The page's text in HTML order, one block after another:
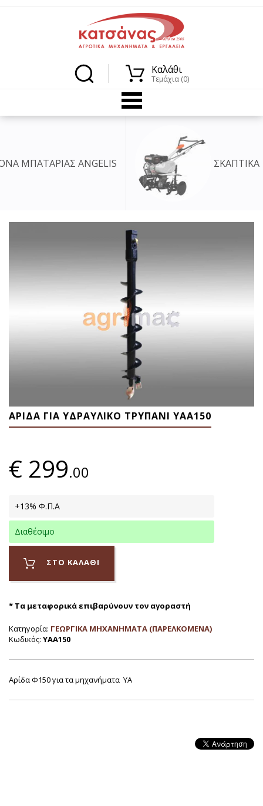
Καλάθι
Τεμάχια (0)
ANGELIS ΣΚΑΠΤΙΚΑ
ΑΡΙΔΑ ΓΙΑ ΥΔΡΑΥΛΙΚΟ ΤΡΥΠΑΝΙ ΥΑΑ150
€ 299.00
+13% Φ.Π.Α
Διαθέσιμο
ΣΤΟ ΚΑΛΑΘΙ
* Τα μεταφορικά επιβαρύνουν τον αγοραστή
Κατηγορία: ΓΕΩΡΓΙΚΑ ΜΗΧΑΝΗΜΑΤΑ (ΠΑΡΕΛΚΟΜΕΝΑ)
Κωδικός: ΥΑΑ150
Αρίδα Φ150 για τα μηχανήματα YA